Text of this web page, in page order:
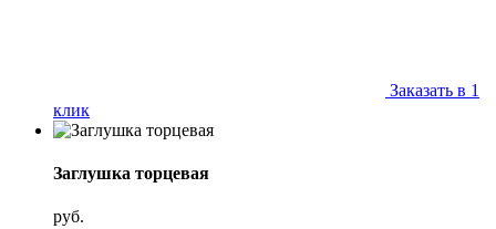
Заказать в 1
клик
Заглушка торцевая
руб.